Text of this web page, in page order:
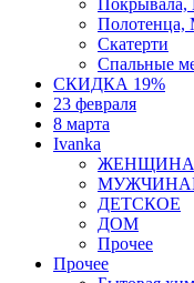
Покрывала,
Полотенца,
Скатерти
Спальные
СКИДКА 19%
23 февраля
8 марта
Ivanka
ДЕТСКОЕ
ДОМ
Прочее
Прочее